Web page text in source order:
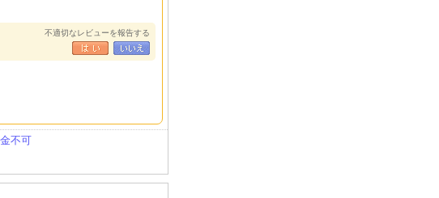
LO
HOTEL PACIFIC G
不適切なレビューを報告する
金不可